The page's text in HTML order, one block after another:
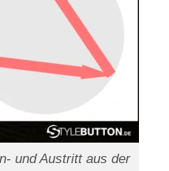
und Austritt aus der